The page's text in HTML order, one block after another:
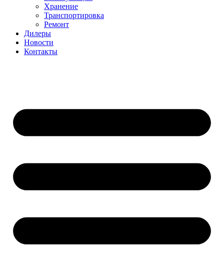
Хранение
Транспортировка
Ремонт
Дилеры
Новости
Контакты